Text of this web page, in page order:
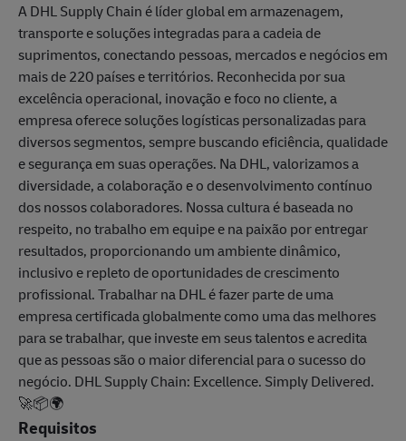
A DHL Supply Chain é líder global em armazenagem,
transporte e soluções integradas para a cadeia de
suprimentos, conectando pessoas, mercados e negócios em
mais de 220 países e territórios. Reconhecida por sua
excelência operacional, inovação e foco no cliente, a
empresa oferece soluções logísticas personalizadas para
diversos segmentos, sempre buscando eficiência, qualidade
e segurança em suas operações. Na DHL, valorizamos a
diversidade, a colaboração e o desenvolvimento contínuo
dos nossos colaboradores. Nossa cultura é baseada no
respeito, no trabalho em equipe e na paixão por entregar
resultados, proporcionando um ambiente dinâmico,
inclusivo e repleto de oportunidades de crescimento
profissional. Trabalhar na DHL é fazer parte de uma
empresa certificada globalmente como uma das melhores
para se trabalhar, que investe em seus talentos e acredita
que as pessoas são o maior diferencial para o sucesso do
negócio. DHL Supply Chain: Excellence. Simply Delivered.
🚀📦🌍
Requisitos